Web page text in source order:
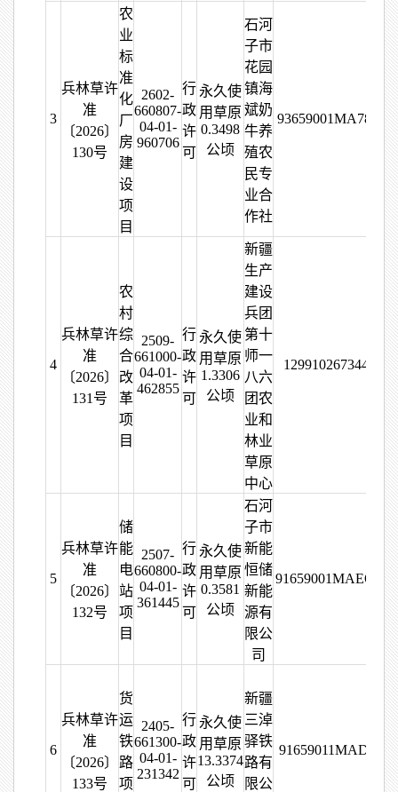
3
兵林草许
准
〔2026〕
130号
农
业
标
准
化
厂
房
建
设
项
目
2602-
660807-
04-01-
960706
行
政
许
可
永久使
用草原
0.3498
公顷
石河
子市
花园
镇海
斌奶
牛养
殖农
民专
业合
作社
4
兵林草许
准
〔2026〕
131号
农
村
综
合
改
革
项
目
2509-
661000-
04-01-
462855
行
政
许
可
永久使
用草原
1.3306
公顷
新疆
生产
建设
兵团
第十
师一
八六
团农
业和
林业
草原
中心
5
兵林草许
准
〔2026〕
132号
储
能
电
站
项
目
2507-
660800-
04-01-
361445
行
政
许
可
永久使
用草原
0.3581
公顷
石河
子市
新能
恒储
新能
源有
限公
司
6
兵林草许
准
〔2026〕
133号
货
运
铁
路
项
2405-
661300-
04-01-
231342
行
政
许
可
永久使
用草原
13.3374
公顷
新疆
三淖
驿铁
路有
限公